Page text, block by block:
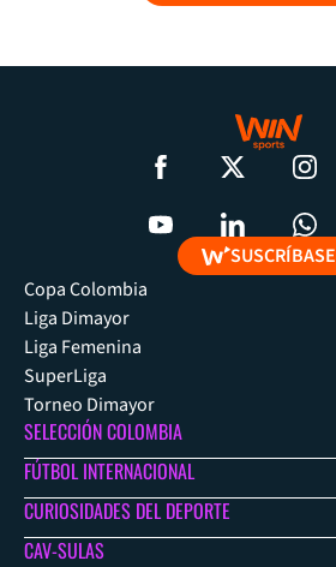
SUSCRÍBASE
Copa Colombia
Liga Dimayor
Liga Femenina
SuperLiga
Torneo Dimayor
SELECCIÓN COLOMBIA
FÚTBOL INTERNACIONAL
CURIOSIDADES DEL DEPORTE
CAV-SULAS